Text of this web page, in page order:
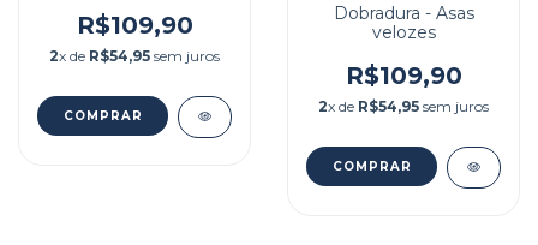
R$109,90
2x de R$54,95 sem juros
Dobradura - Asas
velozes
R$109,90
2x de R$54,95 sem juros